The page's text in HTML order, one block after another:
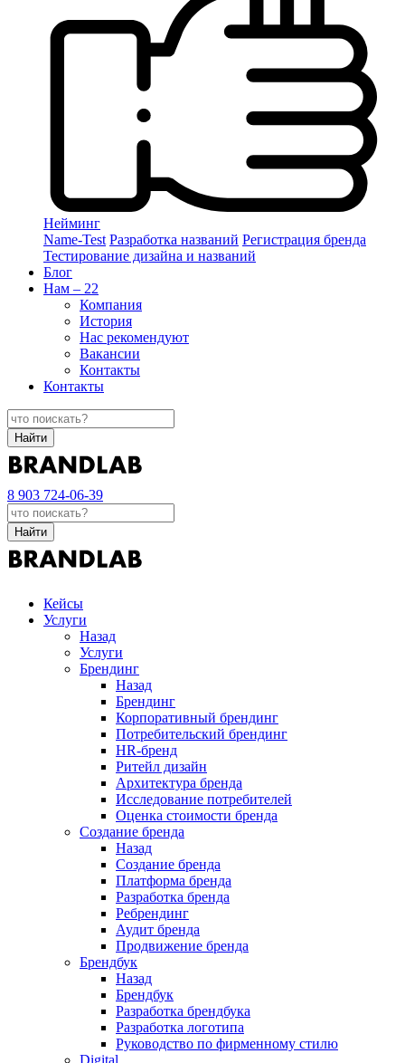
Нейминг
Name-Test Разработка названий Регистрация бренда
Тестирование дизайна и названий
Блог
Нам – 22
Компания
История
Нас рекомендуют
Вакансии
Контакты
Контакты
Найти
8 903 724-06-39
Найти
Кейсы
Услуги
Назад
Услуги
Брендинг
Назад
Брендинг
Корпоративный брендинг
Потребительский брендинг
НR-бренд
Ритейл дизайн
Архитектура бренда
Исследование потребителей
Оценка стоимости бренда
Создание бренда
Назад
Создание бренда
Платформа бренда
Разработка бренда
Ребрендинг
Аудит бренда
Продвижение бренда
Брендбук
Назад
Брендбук
Разработка брендбука
Разработка логотипа
Руководство по фирменному стилю